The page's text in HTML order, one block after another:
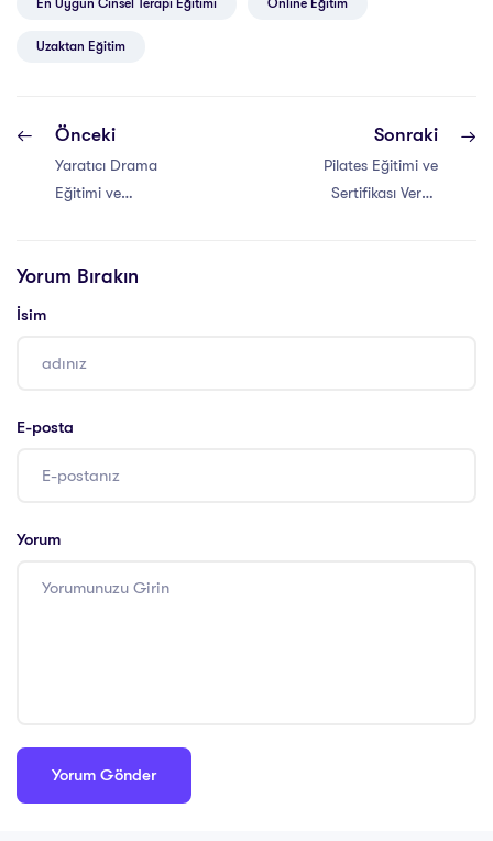
En Uygun Cinsel Terapi Eğitimi Online Eğitim
Uzaktan Eğitim
Önceki
Yaratıcı Drama
Eğitimi ve
Sonraki
Pilates Eğitimi ve
Sertifikası Veren
Yorum Bırakın
İsim
E-posta
Yorum